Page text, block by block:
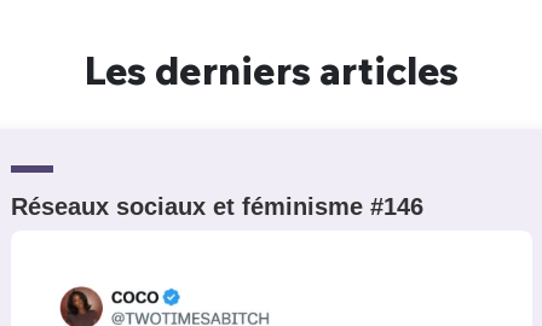
Les derniers articles
Réseaux sociaux et féminisme #146
Un Thread